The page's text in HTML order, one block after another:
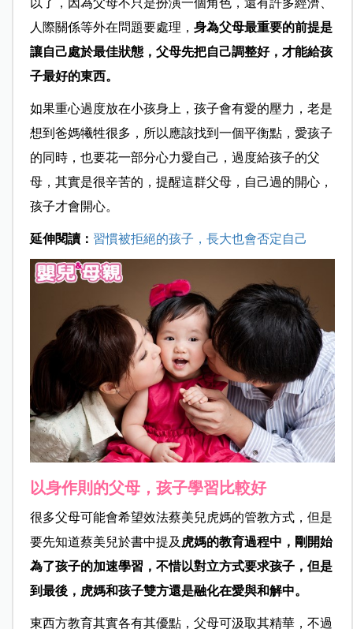
以了，因為父母不只是扮演一個角色，還有許多經濟、
人際關係等外在問題要處理， 身為父母最重要的前提是
讓自己處於最佳狀態，父母先把自己調整好，才能給孩
子最好的東西。
如果重心過度放在小孩身上，孩子會有愛的壓力，老是
想到爸媽犧牲很多，所以應該找到一個平衡點，愛孩子
的同時，也要花一部分心力愛自己，過度給孩子的父
母，其實是很辛苦的，提醒這群父母，自己過的開心，
孩子才會開心。
延伸閱讀： 習慣被拒絕的孩子，長大也會否定自己
以身作則的父母，孩子學習比較好
很多父母可能會希望效法蔡美兒虎媽的管教方式，但是
要先知道蔡美兒於書中提及 虎媽的教育過程中，剛開始
為了孩子的加速學習，不惜以對立方式要求孩子，但是
到最後，虎媽和孩子雙方還是融化在愛與和解中。
東西方教育其實各有其優點，父母可汲取其精華，不過